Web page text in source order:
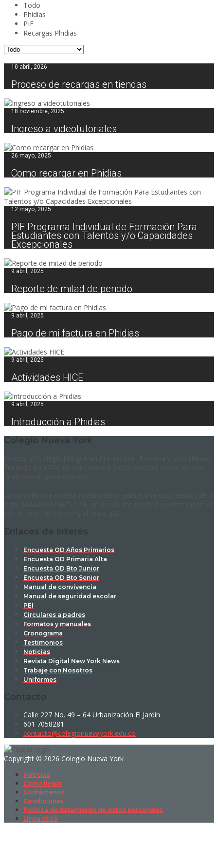
Todo
Phidias
PIF
Recargas Phidias
10 abril, 2026
Proceso de recargas en tiendas
18 noviembre, 2025
Ingreso a videotutoriales
26 mayo, 2025
Como recargar en Phidias
12 mayo, 2025
PIF Programa Individual de Formación Para
Estudiantes con Talentos y/o Capacidades
Excepcionales
9 abril, 2025
Reporte de mitad de periodo
9 abril, 2025
Pago de mi factura en Phidias
9 abril, 2025
Actividades HICE
9 abril, 2025
Introducción a Phidias
Colegio Nueva York
Enlaces de interés
Encuesta OD Años Primarios
Encuesta OD Primaria Alta
Encuesta OD Bto Junior
Encuesta OD Bto Senior
Manual de convivencia
Manual de seguridad escolar
PEI
Circulares a padres
Formatos y manuales
Cronograma
Testimonios
Noticias
Revista Digital New York News
Trabaje con Nosotros
Uniformes
Contacto
Calle 227 No. 49 – 64 Urbanización El Jardín
601 7058281
contacto@colegionuevayork.edu.co
Copyright © 2026 Colegio Nueva York
Noticias
Cómo llegar
Contáctenos
Condiciones
Política de tratamiento de datos personales
Línea ética